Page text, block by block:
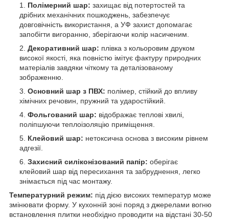
Полімерний шар: захищає від потертостей та
дрібних механічних пошкоджень, забезпечує
довговічність використання, а УФ захист допомагає
запобігти вигоранню, зберігаючи колір насиченим.
Декоративний шар: плівка з кольоровим друком
високої якості, яка повністю імітує фактуру природних
матеріалів завдяки чіткому та деталізованому
зображенню.
Основний шар з ПВХ: полімер, стійкий до впливу
хімічних речовин, пружний та ударостійкий.
Фольгований шар: відображає теплові хвилі,
поліпшуючи теплоізоляцію приміщення.
Клейовий шар: нетоксична основа з високим рівнем
адгезії.
Захисний силіконізований папір: оберігає
клейовий шар від пересихання та забруднення, легко
знімається під час монтажу.
Температурний режим: під дією високих температур може
змінювати форму. У кухонній зоні поряд з джерелами вогню
встановлення плитки необхідно проводити на відстані 30-50